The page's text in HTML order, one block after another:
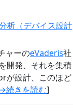
析（デバイス設計
ャーのeVaderis社
開発、それを集積
が設計、このほど
→続きを読む]